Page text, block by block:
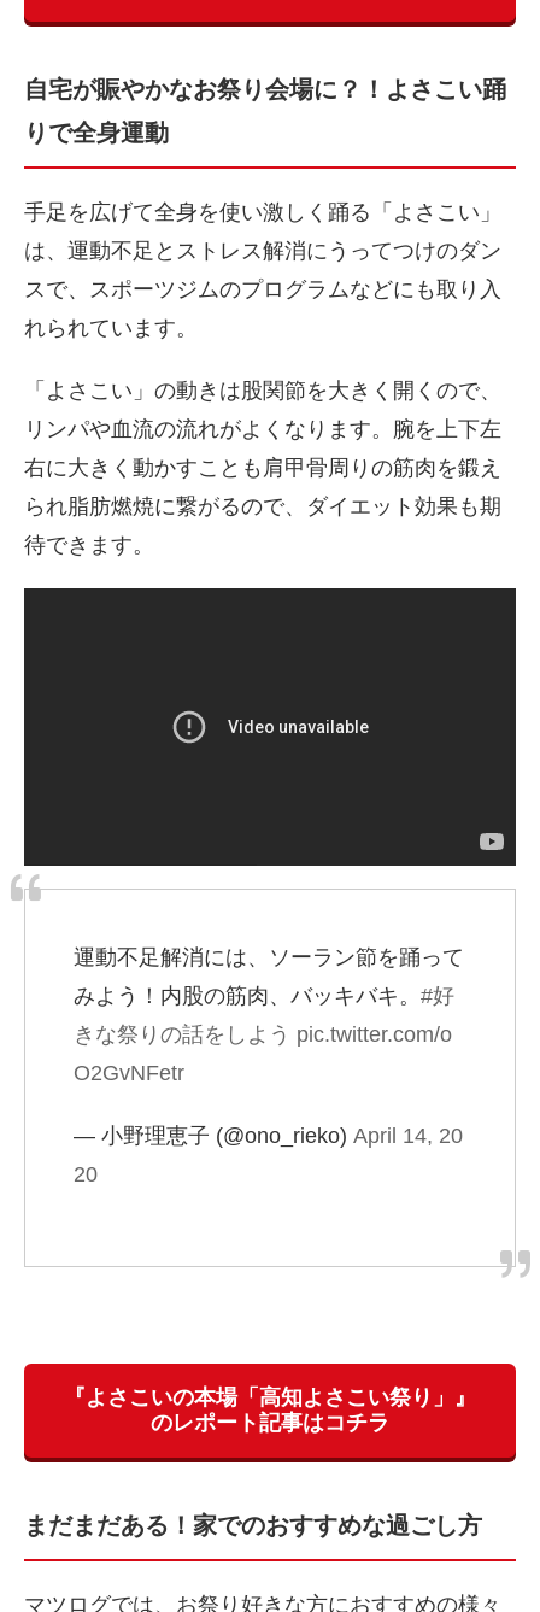
自宅が賑やかなお祭り会場に？！よさこい踊
りで全身運動
手足を広げて全身を使い激しく踊る「よさこい」
は、運動不足とストレス解消にうってつけのダン
スで、スポーツジムのプログラムなどにも取り入
れられています。
「よさこい」の動きは股関節を大きく開くので、
リンパや血流の流れがよくなります。腕を上下左
右に大きく動かすことも肩甲骨周りの筋肉を鍛え
られ脂肪燃焼に繋がるので、ダイエット効果も期
待できます。
運動不足解消には、ソーラン節を踊って
みよう！内股の筋肉、バッキバキ。 #好
きな祭りの話をしよう pic.twitter.com/o
O2GvNFetr
— 小野理恵子 (@ono_rieko) April 14, 20
20
『よさこいの本場「高知よさこい祭り」』
のレポート記事はコチラ
まだまだある！家でのおすすめな過ごし方
マツログでは、お祭り好きな方におすすめの様々